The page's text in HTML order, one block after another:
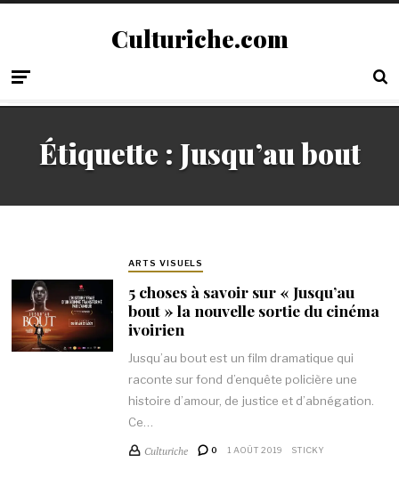
Culturiche.com
Étiquette : Jusqu’au bout
ARTS VISUELS
5 choses à savoir sur « Jusqu’au
bout » la nouvelle sortie du cinéma
ivoirien
Jusqu’au bout est un film dramatique qui
raconte sur fond d’enquête policière une
histoire d’amour, de justice et d’abnégation.
Ce…
Culturiche 0 1 AOÛT 2019 STICKY